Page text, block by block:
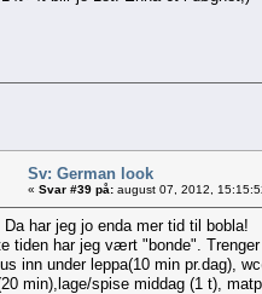
Sv: German look
« Svar #39 på: august 07, 2012,
Da har jeg jo enda mer tid til bobla!
tiden har jeg vært "bonde".
inn under leppa(10 min pr.dag),
min),lage/spise middag (1 t),